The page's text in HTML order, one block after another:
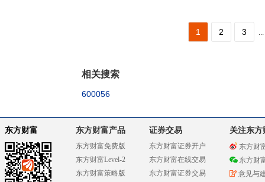
1 2 3 ...
相关搜索
600056
东方财富 东方财富产品
东方财富免费版
东方财富Level-2
东方财富策略版
证券交易
东方财富证券开户
东方财富在线交易
东方财富证券交易
关注东方
东方财
东方财
意见与